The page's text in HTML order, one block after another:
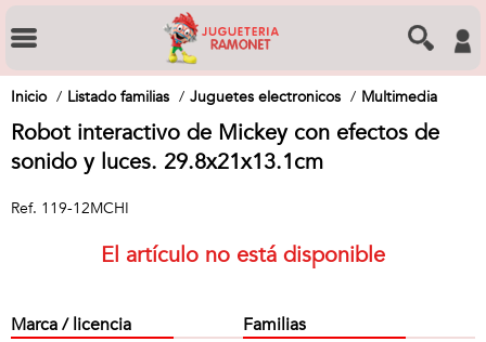
Inicio Listado familias Juguetes electronicos Multimedia
Robot interactivo de Mickey con efectos de
sonido y luces. 29.8x21x13.1cm
Ref. 119-12MCHI
El artículo no está disponible
Marca / licencia Familias